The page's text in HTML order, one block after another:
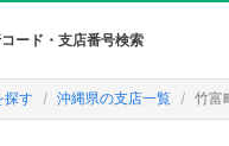
ード・支店番号検索
探す 沖縄県の支店一覧 竹富